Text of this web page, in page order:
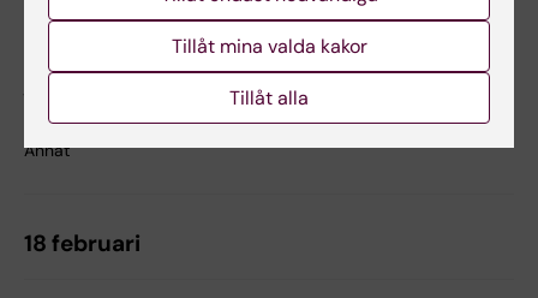
Vid en högtidlig ceremonin i Blå Hallen i Stockholms
Stadshus promoveras de nya doktorer samt
jubeldoktorer. Ceremonin efterföljs av en bankett i
Gyllene salen och dans. Endast för inbjudna gäster.
Annat
18 februari
Tillåt mina valda kakor
Tillåt alla